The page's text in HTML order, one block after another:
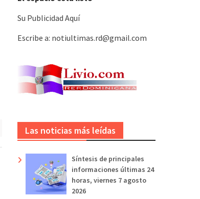
Su Publicidad Aquí
Escribe a: notiultimas.rd@gmail.com
Las noticias más leídas
Síntesis de principales
informaciones últimas 24
horas, viernes 7 agosto
2026